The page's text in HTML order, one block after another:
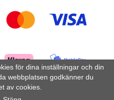
Wikinggruppen
för dina inställningar och din
webbplatsen godkänner du
av cookies.